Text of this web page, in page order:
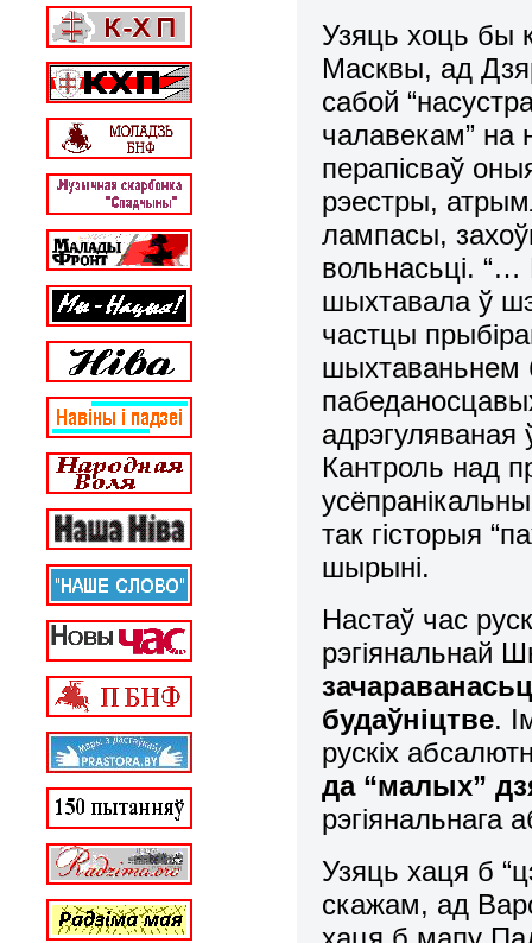
Узяць хоць бы
Масквы, ад
сабой
чалавекам” на
перапісваў
рэестры,
лампасы,
вольнасьці. “…
шыхтавала ў
частцы
шыхтаваньнем
адрэгуляваная
Кантроль над
так гісторыя
шырыні.
Настаў час
рэгіянальнай
будаўніцтве.
рускіх
да “малых”
рэгіянальнага
Узяць хаця б
скажам, ад